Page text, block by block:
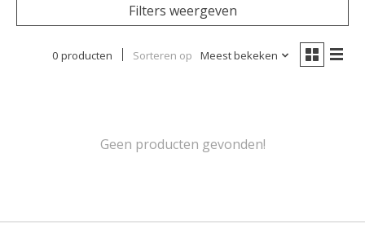
Filters weergeven
0 producten Sorteren op Meest bekeken
Geen producten gevonden!